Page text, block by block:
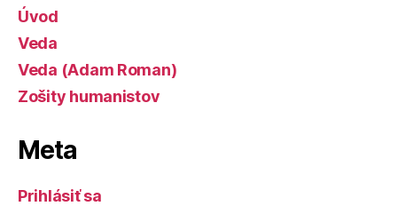
Úvod
Veda
Veda (Adam Roman)
Zošity humanistov
Meta
Prihlásiť sa